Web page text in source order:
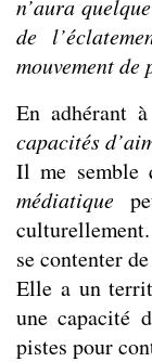
n’aura
de
mouvement
En adhérant
capacités
Il me semble
médiatique
se contenter
Elle a un
une capacité
pistes pour